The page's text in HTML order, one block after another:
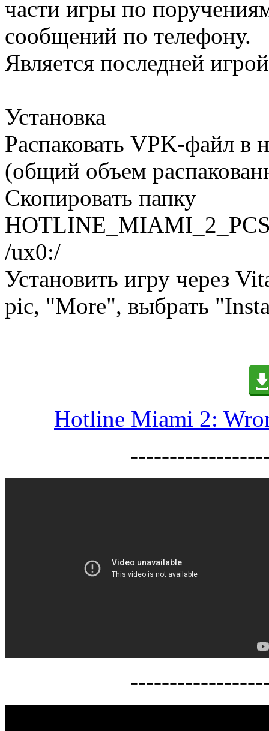
части игры по
сообщений по телефону.
Является последней
Установка
Распаковать VPK-файл
(общий объем
Скопировать папку
/ux0:/
Установить игру через
pic, "More", выбрать
Hotline Miami 2: